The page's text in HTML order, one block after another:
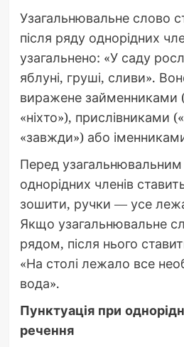
Узагальнювальне слово
після ряду однорідних
узагальнено: «У саду
яблуні, груші, сливи».
виражене займенниками
«ніхто»), прислівниками
«завжди») або
Перед
однорідних членів
зошити, ручки — усе
Якщо узагальнювальне
рядом, після нього
«На столі лежало все
вода».
Пунктуація при
речення